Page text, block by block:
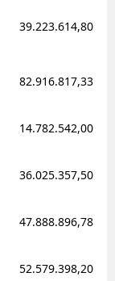
39.223.614,80
82.916.817,33
14.782.542,00
36.025.357,50
47.888.896,78
52.579.398,20